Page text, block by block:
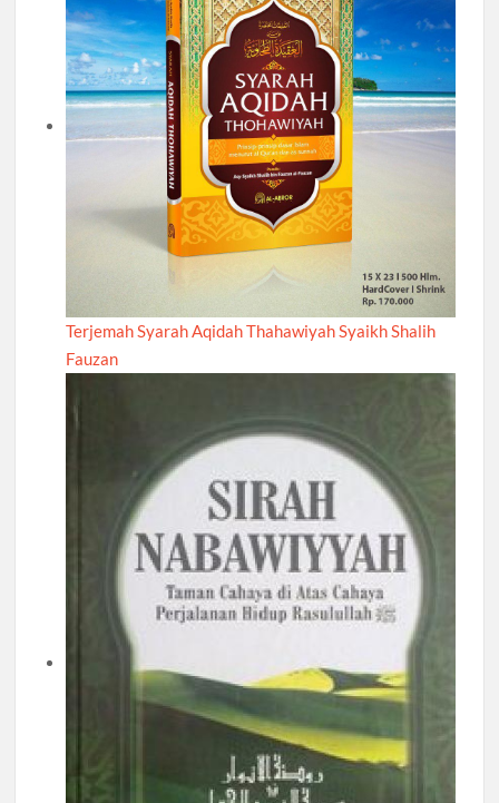
Terjemah Syarah Aqidah Thahawiyah Syaikh Shalih
Fauzan